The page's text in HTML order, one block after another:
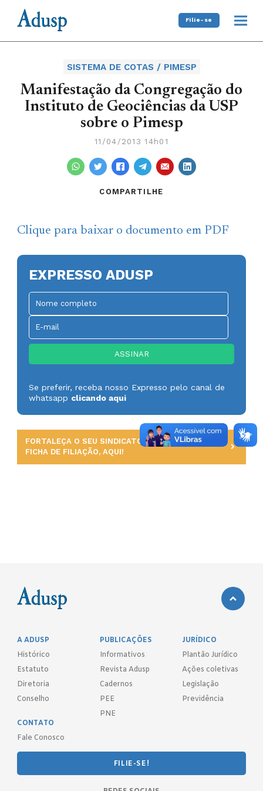
Filie-se
SISTEMA DE COTAS / PIMESP
Manifestação da Congregação do
Instituto de Geociências da USP
sobre o Pimesp
11/04/2013 14h01
COMPARTILHE
Clique para baixar o documento em PDF
EXPRESSO ADUSP
Se preferir, receba nosso Expresso pelo canal de
whatsapp clicando aqui
FORTALEÇA O SEU SINDICATO. PREENCHA UMA
FICHA DE FILIAÇÃO, AQUI!
A ADUSP
Histórico
Estatuto
Diretoria
Conselho
PUBLICAÇÕES
Informativos
Revista Adusp
Cadernos
PEE
PNE
JURÍDICO
Plantão Jurídico
Ações coletivas
Legislação
Previdência
CONTATO
Fale Conosco
FILIE-SE!